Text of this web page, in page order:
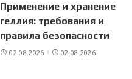
Применение и хранение
геллия: требования и
правила безопасности
02.08.2026 02.08.2026